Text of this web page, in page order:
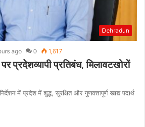
Dehradun
ago 0 1,617
प्रदेशव्यापी प्रतिबंध, मिलावटखोरों
में प्रदेश में शुद्ध, सुरक्षित और गुणवत्तापूर्ण खाद्य पदार्थ